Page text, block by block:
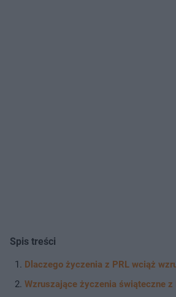
Spis treści
Dlaczego życzenia z PRL wciąż
Wzruszające życzenia świąteczne z